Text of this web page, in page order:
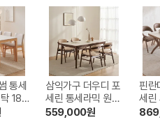
통세
180
삼익가구 더우디 포
세린 통세라믹 원목
식탁 1600
559,000원
핀란
세린
목